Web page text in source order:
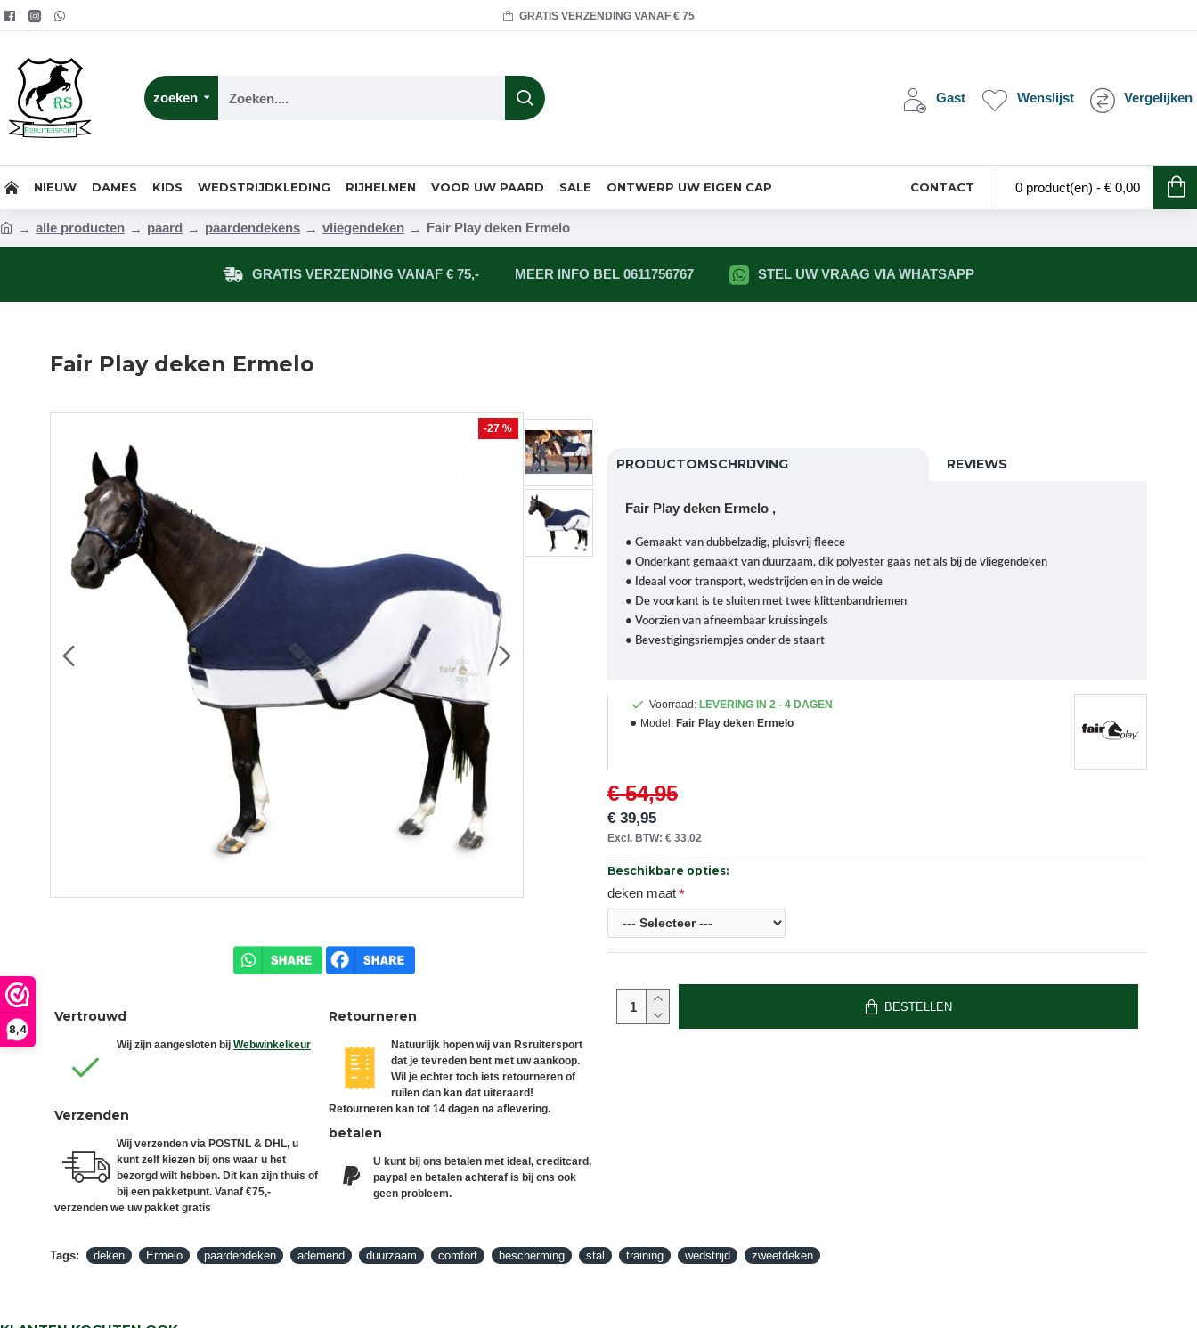
8,4
GRATIS VERZENDING VANAF € 75
zoeken Gast Wenslijst Vergelijken
NIEUW DAMES KIDS WEDSTRIJDKLEDING RIJHELMEN VOOR UW PAARD SALE ONTWERP UW EIGEN CAP CONTACT 0 product(en) - € 0,00
alle producten paard paardendekens vliegendeken Fair Play deken Ermelo
GRATIS VERZENDING VANAF € 75,- MEER INFO BEL 0611756767 STEL UW VRAAG VIA WHATSAPP
Fair Play deken Ermelo
-27 %
Vertrouwd
Wij zijn aangesloten bij Webwinkelkeur
Verzenden
Wij verzenden via POSTNL & DHL, u
kunt zelf kiezen bij ons waar u het
bezorgd wilt hebben. Dit kan zijn thuis of
bij een pakketpunt. Vanaf €75,-
verzenden we uw pakket gratis
Retourneren
Natuurlijk hopen wij van Rsruitersport
dat je tevreden bent met uw aankoop.
Wil je echter toch iets retourneren of
ruilen dan kan dat uiteraard!
Retourneren kan tot 14 dagen na aflevering.
betalen
U kunt bij ons betalen met ideal, creditcard,
paypal en betalen achteraf is bij ons ook
geen probleem.
PRODUCTOMSCHRIJVING REVIEWS
Fair Play deken Ermelo ,
• Gemaakt van dubbelzadig, pluisvrij fleece
• Onderkant gemaakt van duurzaam, dik polyester gaas net als bij de vliegendeken
• Ideaal voor transport, wedstrijden en in de weide
• De voorkant is te sluiten met twee klittenbandriemen
• Voorzien van afneembaar kruissingels
• Bevestigingsriempjes onder de staart
Voorraad: LEVERING IN 2 - 4 DAGEN
Model: Fair Play deken Ermelo
€ 39,95
€ 54,95
Excl. BTW: € 33,02
Beschikbare opties:
deken maat
BESTELLEN
Tags: deken Ermelo paardendeken ademend duurzaam comfort bescherming stal training wedstrijd zweetdeken